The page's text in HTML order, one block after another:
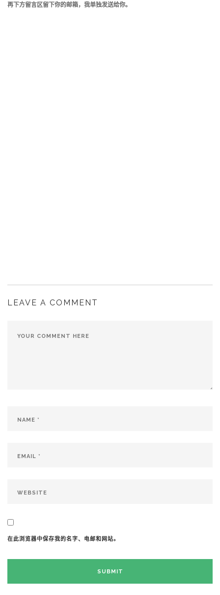
再下方留言区留下你的邮箱，我单独发送给你。
LEAVE A COMMENT
在此浏览器中保存我的名字、电邮和网站。